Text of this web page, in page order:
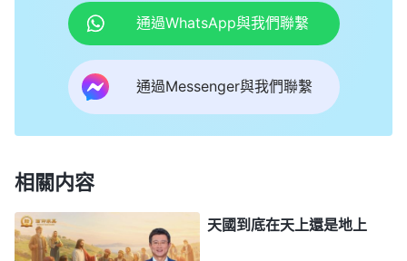
我們都清楚地看見，所有信主的人都過着白天犯罪、
晚上認罪這種循環往復的生活，都是常常身不由己地
犯罪，都 禱告
主説「我真是苦啊，為什麽擺脱不了罪
的轄制呢？」都想脱去世俗纏累，都想為主花費，都
想真心愛主，都想愛人如己，但所行出來的却身不由
為什麽？就是因為人裏面有犯罪的本性，有敗壞性
情，這就是犯罪的根源，這犯罪的根不解决，就是努
力克制自己不犯罪也都身不由己。雖然有些人也能真
通過WhatsApp與我們聯繫
通過Messenger與我們聯繫
相關内容
天國到底在天上還是地上